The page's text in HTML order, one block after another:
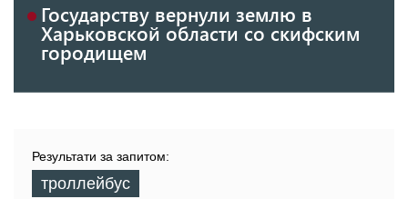
Государству вернули землю в
Харьковской области со скифским
городищем
Результати за запитом:
троллейбус